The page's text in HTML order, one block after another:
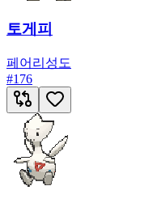
토게피
페어리 성도
#176